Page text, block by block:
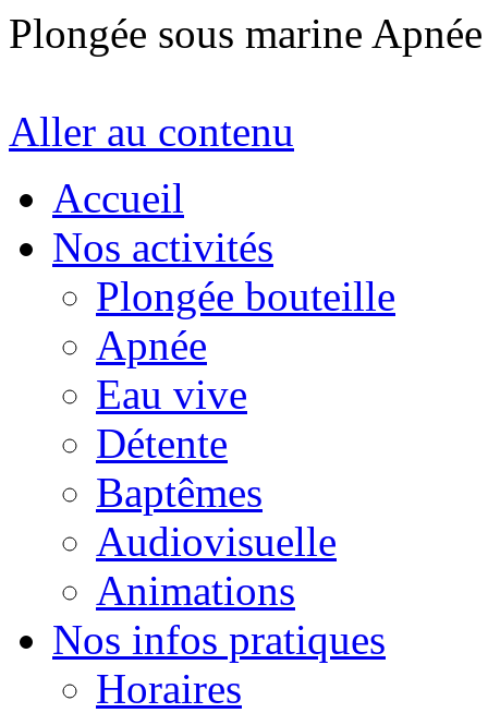
Plongée sous marine
Aller au contenu
Accueil
Nos activités
Plongée bouteille
Apnée
Eau vive
Détente
Baptêmes
Audiovisuelle
Animations
Nos infos pratiques
Horaires